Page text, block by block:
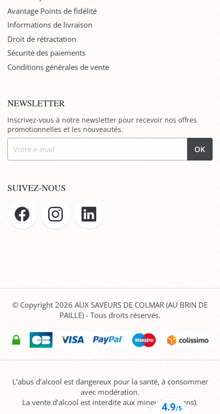
Avantage Points de fidélité
Informations de livraison
Droit de rétractation
Sécurité des paiements
Conditions générales de vente
NEWSLETTER
Inscrivez-vous à notre newsletter pour recevoir nos offres
promotionnelles et les nouveautés.
OK
SUIVEZ-NOUS
© Copyright 2026 AUX SAVEURS DE COLMAR (AU BRIN DE
PAILLE) - Tous droits réservés.
L’abus d’alcool est dangereux pour la santé, à consommer
avec modération.
La vente d’alcool est interdite aux mineurs (-18 ans).